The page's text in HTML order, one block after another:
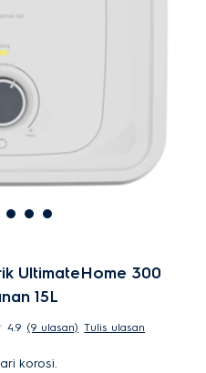
UltimateHome 300
15L
4.9 (9 ulasan) Tulis ulasan
korosi.